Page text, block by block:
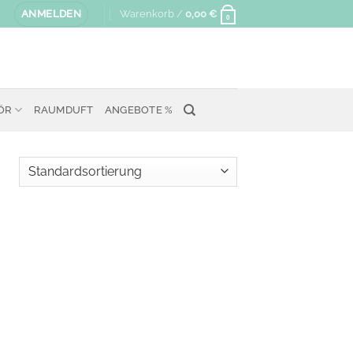
ANMELDEN Warenkorb / 0,00 € 0
RAUMDUFT ANGEBOTE %